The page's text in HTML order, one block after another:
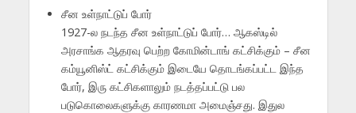
சீன உள்நாட்டுப் போர்
1927-ல நடந்த சீன உள்நாட்டுப் போர்… ஆகஸ்டில்
அரசாங்க ஆதரவு பெற்ற கோமின்டாங் கட்சிக்கும் – சீன
கம்யூனிஸ்ட் கட்சிக்கும் இடையே தொடங்கப்பட்ட இந்த
போர், இரு கட்சிகளாலும் நடத்தப்பட்டு பல
படுகொலைகளுக்கு காரணமா அமைஞ்சது. இதுல